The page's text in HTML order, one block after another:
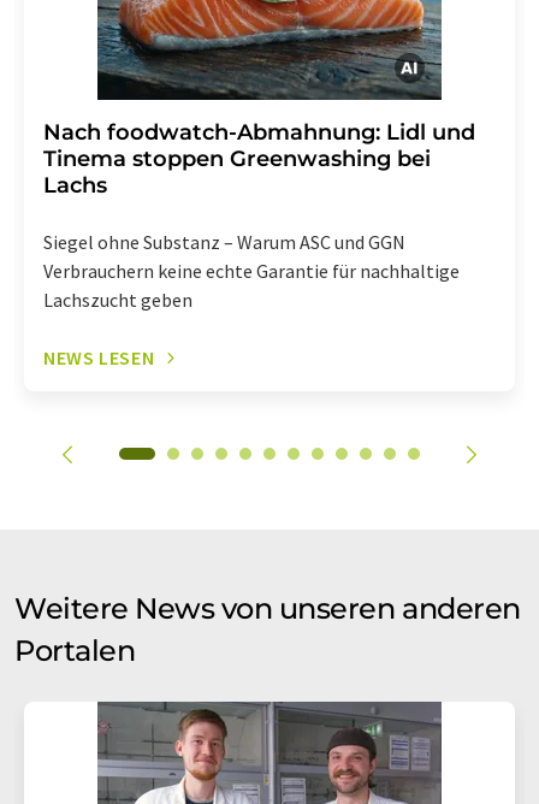
Nach foodwatch-Abmahnung: Lidl und
Tinema stoppen Greenwashing bei
Lachs
Siegel ohne Substanz – Warum ASC und GGN
Verbrauchern keine echte Garantie für nachhaltige
Lachszucht geben
NEWS LESEN
Weitere News von unseren anderen
Portalen